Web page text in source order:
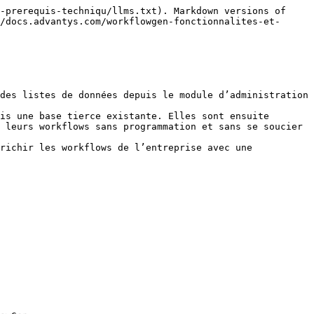
techniqu/llms.txt). Markdown versions of
workflowgen-fonctionnalites-et-
listes de données depuis le module d’administration
une base tierce existante. Elles sont ensuite
workflows sans programmation et sans se soucier
les workflows de l’entreprise avec une